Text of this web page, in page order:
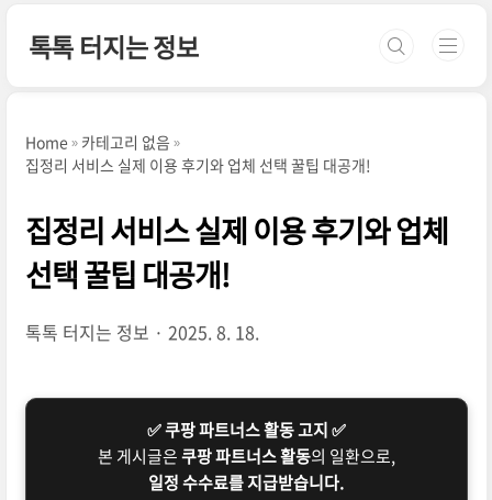
톡톡 터지는 정보
Home
카테고리 없음
집정리 서비스 실제 이용 후기와 업체 선택 꿀팁 대공개!
집정리 서비스 실제 이용 후기와 업체
선택 꿀팁 대공개!
톡톡 터지는 정보 2025. 8. 18.
✅ 쿠팡 파트너스 활동 고지 ✅
본 게시글은쿠팡 파트너스 활동의 일환으로,
일정 수수료를 지급받습니다.